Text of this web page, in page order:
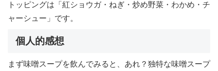
トッピングは「紅ショウガ・ねぎ・炒め野菜・わかめ・チ
ャーシュー」です。
個人的感想
まず味噌スープを飲んでみると、あれ？独特な味噌スープ